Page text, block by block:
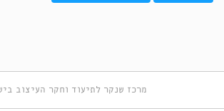
מרכז שנקר לתיעוד וחקר העיצוב